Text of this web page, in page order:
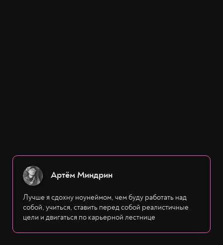
Артём Миндрин
Лучше я сдохну ноунеймом, чем буду работать над
собой, учиться, ставить перед собой реалистичные
цели и двигаться по карьерной лестнице